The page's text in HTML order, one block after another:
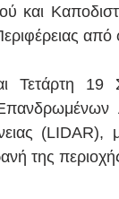
και
από
19
(LIDAR),
της